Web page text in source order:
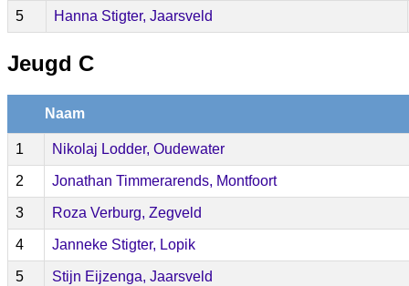
5 Hanna Stigter, Jaarsveld
Jeugd C
Naam
1 Nikolaj Lodder, Oudewater
2 Jonathan Timmerarends, Montfoort
3 Roza Verburg, Zegveld
4 Janneke Stigter, Lopik
5 Stijn Eijzenga, Jaarsveld